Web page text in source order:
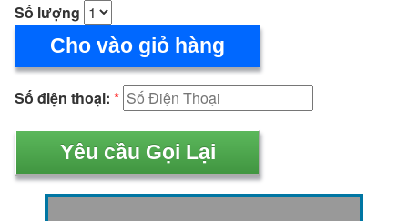
Số lượng
Cho vào giỏ hàng
Số điện thoại: *